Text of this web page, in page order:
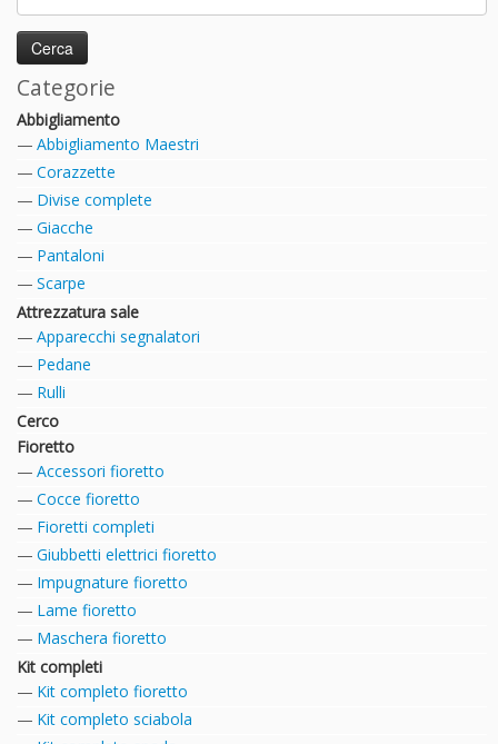
Categorie
Abbigliamento
Abbigliamento Maestri
Corazzette
Divise complete
Giacche
Pantaloni
Scarpe
Attrezzatura sale
Apparecchi segnalatori
Pedane
Rulli
Cerco
Fioretto
Accessori fioretto
Cocce fioretto
Fioretti completi
Giubbetti elettrici fioretto
Impugnature fioretto
Lame fioretto
Maschera fioretto
Kit completi
Kit completo fioretto
Kit completo sciabola